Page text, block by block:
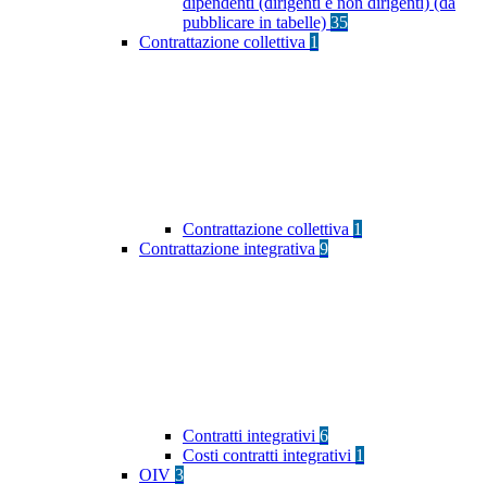
pubblicare in tabelle) 35
Contrattazione collettiva 1
Contrattazione collettiva 1
Contrattazione integrativa 9
Contratti integrativi 6
Costi contratti integrativi 1
OIV 3